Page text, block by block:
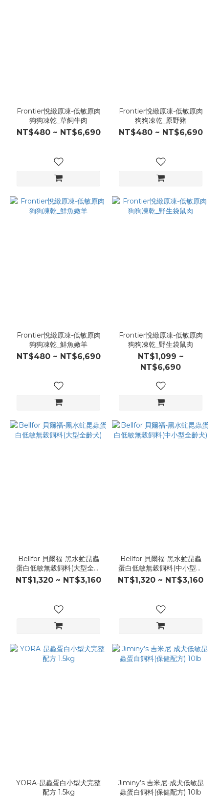
Frontier悅緻原凍-低敏原肉
狗狗凍乾_草飼牛肉
NT$480 ~ NT$6,690
Frontier悅緻原凍-低敏原肉
狗狗凍乾_原野豬
NT$480 ~ NT$6,690
Frontier悅緻原凍-低敏原肉
狗狗凍乾_鮮魚嫩羊
NT$480 ~ NT$6,690
Frontier悅緻原凍-低敏原肉
狗狗凍乾_野生袋鼠肉
NT$1,099 ~
NT$6,690
Bellfor 貝爾福-黑水虻昆蟲
蛋白低敏無穀飼料(大型全齡
犬)
NT$1,320 ~ NT$3,160
Bellfor 貝爾福-黑水虻昆蟲
蛋白低敏無穀飼料(中小型全
齡犬)
NT$1,320 ~ NT$3,160
YORA-昆蟲蛋白小型犬完整
配方 1.5kg
Jiminy’s 吉米尼-成犬低敏昆
蟲蛋白飼料(保健配方) 10lb